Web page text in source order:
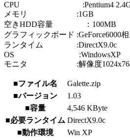
CPU :Pentium4
メモリ :1GB
空きHDD容量 ：100MB
グラフィックボード :GeForce6000
ランタイム :DirectX9.0c
OS :WindowsXP
モニタ :解像度1024x768
■ファイル名
Galette.zip
■バージョン
1.03
■容量
4,546 KByte
■必要ランタイム DirectX9.0c
■動作環境
Win XP